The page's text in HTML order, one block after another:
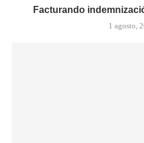
Facturando
1 agosto,